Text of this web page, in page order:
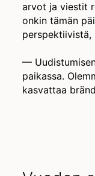
arvot ja viestit
onkin tämän
perspektiivistä,
—
paikassa.
kasvattaa